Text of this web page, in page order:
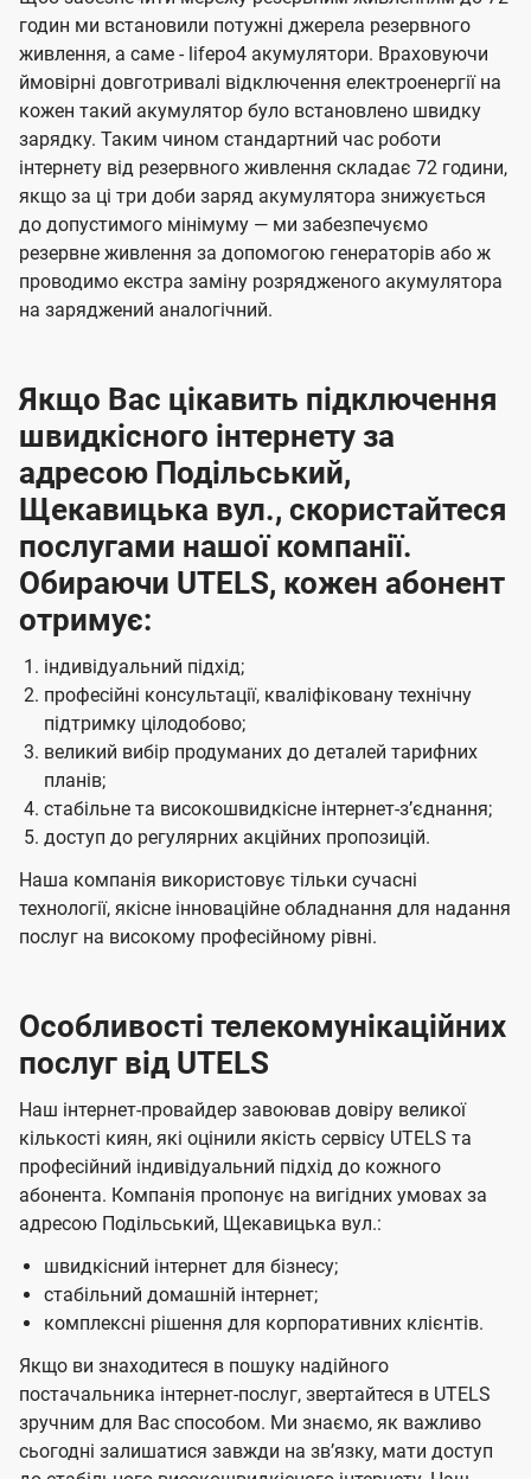
годин ми встановили потужні джерела резервного
живлення, а саме - lifepo4 акумулятори. Враховуючи
ймовірні довготривалі відключення електроенергії на
кожен такий акумулятор було встановлено швидку
зарядку. Таким чином стандартний час роботи
інтернету від резервного живлення складає 72 години,
якщо за ці три доби заряд акумулятора знижується
до допустимого мінімуму — ми забезпечуємо
резервне живлення за допомогою генераторів або ж
проводимо екстра заміну розрядженого акумулятора
на заряджений аналогічний.
Якщо Вас цікавить підключення
швидкісного інтернету за
адресою Подільський,
Щекавицька вул., скористайтеся
послугами нашої компанії.
Обираючи UTELS, кожен абонент
отримує:
індивідуальний підхід;
професійні консультації, кваліфіковану технічну
підтримку цілодобово;
великий вибір продуманих до деталей тарифних
планів;
стабільне та високошвидкісне інтернет-зʼєднання;
доступ до регулярних акційних пропозицій.
Наша компанія використовує тільки сучасні
технології, якісне інноваційне обладнання для надання
послуг на високому професійному рівні.
Особливості телекомунікаційних
послуг від UTELS
Наш інтернет-провайдер завоював довіру великої
кількості киян, які оцінили якість сервісу UTELS та
професійний індивідуальний підхід до кожного
абонента. Компанія пропонує на вигідних умовах за
адресою Подільський, Щекавицька вул.:
швидкісний інтернет для бізнесу;
стабільний домашній інтернет;
комплексні рішення для корпоративних клієнтів.
Якщо ви знаходитеся в пошуку надійного
постачальника інтернет-послуг, звертайтеся в UTELS
зручним для Вас способом. Ми знаємо, як важливо
сьогодні залишатися завжди на звʼязку, мати доступ